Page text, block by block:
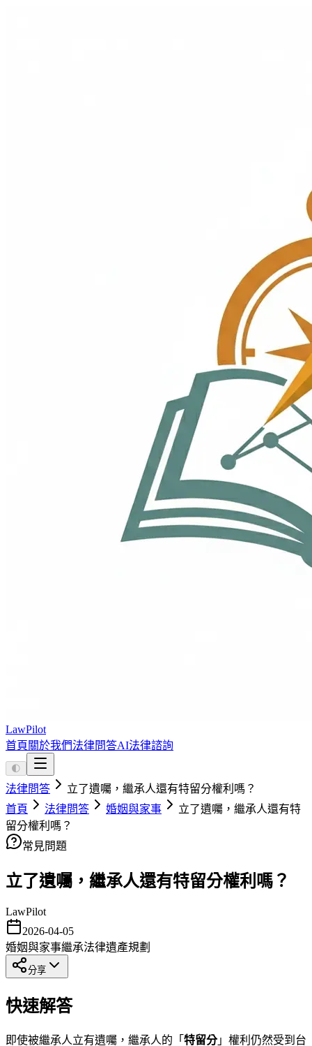
LawPilot
首頁 關於我們法律問答AI法律諮詢
🌓
法律問答
立了遺囑，繼承人還有特留分權利嗎？
首頁
法律問答 婚姻與家事
立了遺囑，繼承人還有特
留分權利嗎？
常見問題
立了遺囑，繼承人還有特留分權利嗎？
LawPilot
2026-04-05
婚姻與家事繼承法律遺產規劃
分享
快速解答
即使被繼承人立有遺囑，繼承人的「 特留分」權利仍然受到台